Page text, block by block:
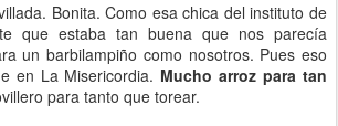
Bonita. Como esa chica del instituto de
que estaba tan buena que nos parecía
un barbilampiño como nosotros. Pues eso
en La Misericordia. Mucho arroz para tan
para tanto que torear.